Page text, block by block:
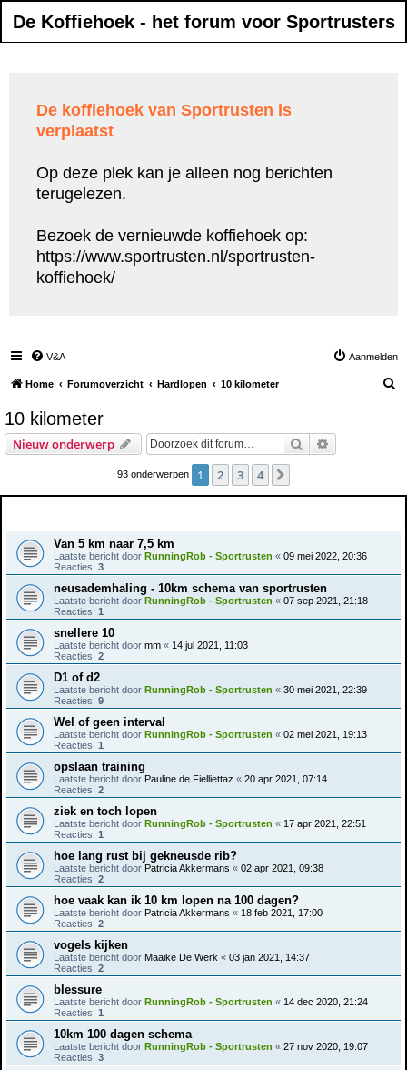
De Koffiehoek - het forum voor Sportrusters
De koffiehoek van Sportrusten is
verplaatst
Op deze plek kan je alleen nog berichten
terugelezen.
Bezoek de vernieuwde koffiehoek op:
https://www.sportrusten.nl/sportrusten-
koffiehoek/
V&A Aanmelden
Home Forumoverzicht Hardlopen 10 kilometer
10 kilometer
Nieuw onderwerp Zoek
93 onderwerpen 1 2 3 4
Van 5 km naar 7,5 km
Laatste bericht door RunningRob - Sportrusten « 09 mei 2022, 20:36
Reacties: 3
neusademhaling - 10km schema van sportrusten
Laatste bericht door RunningRob - Sportrusten « 07 sep 2021, 21:18
Reacties: 1
snellere 10
Laatste bericht door mm « 14 jul 2021, 11:03
Reacties: 2
D1 of d2
Laatste bericht door RunningRob - Sportrusten « 30 mei 2021, 22:39
Reacties: 9
Wel of geen interval
Laatste bericht door RunningRob - Sportrusten « 02 mei 2021, 19:13
Reacties: 1
opslaan training
Laatste bericht door Pauline de Fielliettaz « 20 apr 2021, 07:14
Reacties: 2
ziek en toch lopen
Laatste bericht door RunningRob - Sportrusten « 17 apr 2021, 22:51
Reacties: 1
hoe lang rust bij gekneusde rib?
Laatste bericht door Patricia Akkermans « 02 apr 2021, 09:38
Reacties: 2
hoe vaak kan ik 10 km lopen na 100 dagen?
Laatste bericht door Patricia Akkermans « 18 feb 2021, 17:00
Reacties: 2
vogels kijken
Laatste bericht door Maaike De Werk « 03 jan 2021, 14:37
Reacties: 2
blessure
Laatste bericht door RunningRob - Sportrusten « 14 dec 2020, 21:24
Reacties: 1
10km 100 dagen schema
Laatste bericht door RunningRob - Sportrusten « 27 nov 2020, 19:07
Reacties: 3